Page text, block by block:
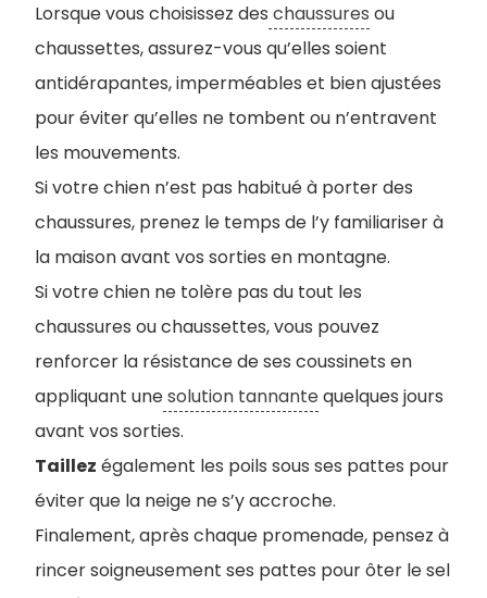
Lorsque vous choisissez des chaussures ou
chaussettes, assurez-vous qu’elles soient
antidérapantes, imperméables et bien ajustées
pour éviter qu’elles ne tombent ou n’entravent
les mouvements.
Si votre chien n’est pas habitué à porter des
chaussures, prenez le temps de l’y familiariser à
la maison avant vos sorties en montagne.
Si votre chien ne tolère pas du tout les
chaussures ou chaussettes, vous pouvez
renforcer la résistance de ses coussinets en
appliquant unesolution tannantequelques jours
avant vos sorties.
Taillez également les poils sous ses pattes pour
éviter que la neige ne s’y accroche.
Finalement, après chaque promenade, pensez à
rincer soigneusement ses pattes pour ôter le sel